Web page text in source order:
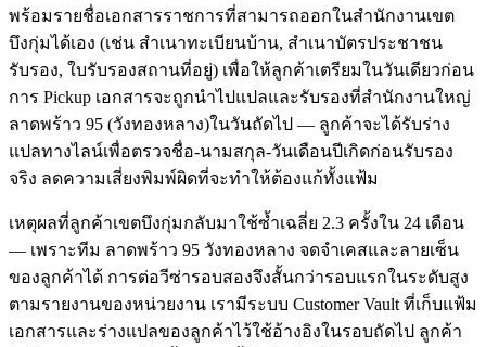
พร้อมรายชื่อเอกสารราชการที่สามารถออกในสำนักงานเขต
บึงกุ่มได้เอง (เช่น สำเนาทะเบียนบ้าน, สำเนาบัตรประชาชน
รับรอง, ใบรับรองสถานที่อยู่) เพื่อให้ลูกค้าเตรียมในวันเดียวก่อน
การ Pickup เอกสารจะถูกนำไปแปลและรับรองที่สำนักงานใหญ่
ลาดพร้าว 95 (วังทองหลาง)ในวันถัดไป — ลูกค้าจะได้รับร่าง
แปลทางไลน์เพื่อตรวจชื่อ-นามสกุล-วันเดือนปีเกิดก่อนรับรอง
จริง ลดความเสี่ยงพิมพ์ผิดที่จะทำให้ต้องแก้ทั้งแฟ้ม
เหตุผลที่ลูกค้าเขตบึงกุ่มกลับมาใช้ซ้ำเฉลี่ย 2.3 ครั้งใน 24 เดือน
— เพราะทีม ลาดพร้าว 95 วังทองหลาง จดจำเคสและลายเซ็น
ของลูกค้าได้ การต่อวีซ่ารอบสองจึงสั้นกว่ารอบแรกในระดับสูง
ตามรายงานของหน่วยงาน เรามีระบบ Customer Vault ที่เก็บแฟ้ม
เอกสารและร่างแปลของลูกค้าไว้ใช้อ้างอิงในรอบถัดไป ลูกค้า